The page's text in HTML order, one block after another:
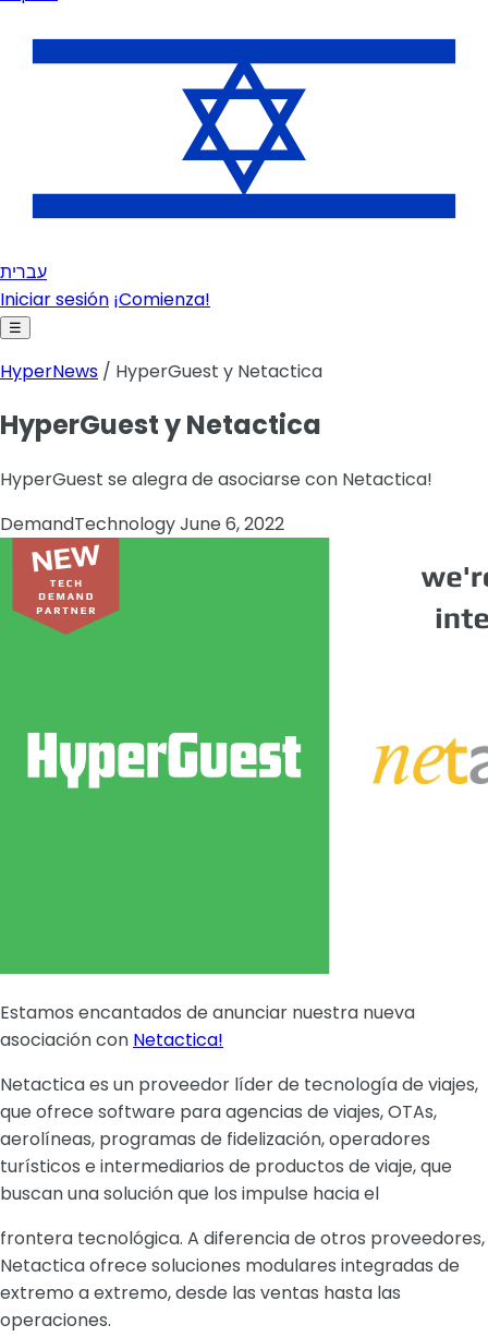
עברית
Iniciar sesión ¡Comienza!
☰
HyperNews / HyperGuest y Netactica
HyperGuest y Netactica
HyperGuest se alegra de asociarse con Netactica!
DemandTechnologyJune 6, 2022
Estamos encantados de anunciar nuestra nueva
asociación con Netactica!
Netactica es un proveedor líder de tecnología de viajes,
que ofrece software para agencias de viajes, OTAs,
aerolíneas, programas de fidelización, operadores
turísticos e intermediarios de productos de viaje, que
buscan una solución que los impulse hacia el
frontera tecnológica. A diferencia de otros proveedores,
Netactica ofrece soluciones modulares integradas de
extremo a extremo, desde las ventas hasta las
operaciones.